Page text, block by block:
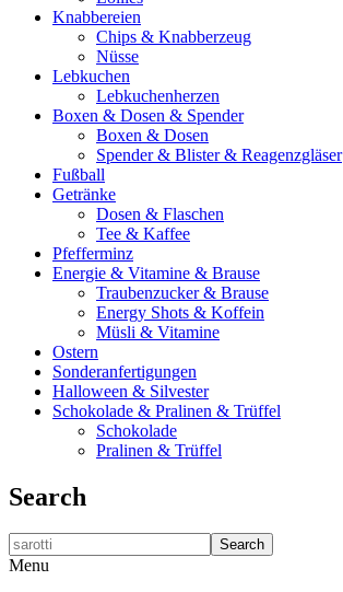
Knabbereien
Chips & Knabberzeug
Nüsse
Lebkuchen
Lebkuchenherzen
Boxen & Dosen & Spender
Boxen & Dosen
Spender & Blister & Reagenzgläser
Fußball
Getränke
Dosen & Flaschen
Tee & Kaffee
Pfefferminz
Energie & Vitamine & Brause
Traubenzucker & Brause
Energy Shots & Koffein
Müsli & Vitamine
Ostern
Sonderanfertigungen
Halloween & Silvester
Schokolade & Pralinen & Trüffel
Schokolade
Pralinen & Trüffel
Search
Search
Menu